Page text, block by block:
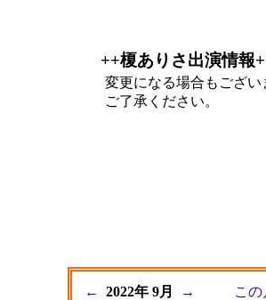
++榎ありさ出演情報
変更になる場合もござい
ご了承ください。
← 2022年 9月 → こ